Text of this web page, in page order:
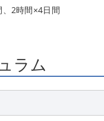
2時間×4日間
ラム